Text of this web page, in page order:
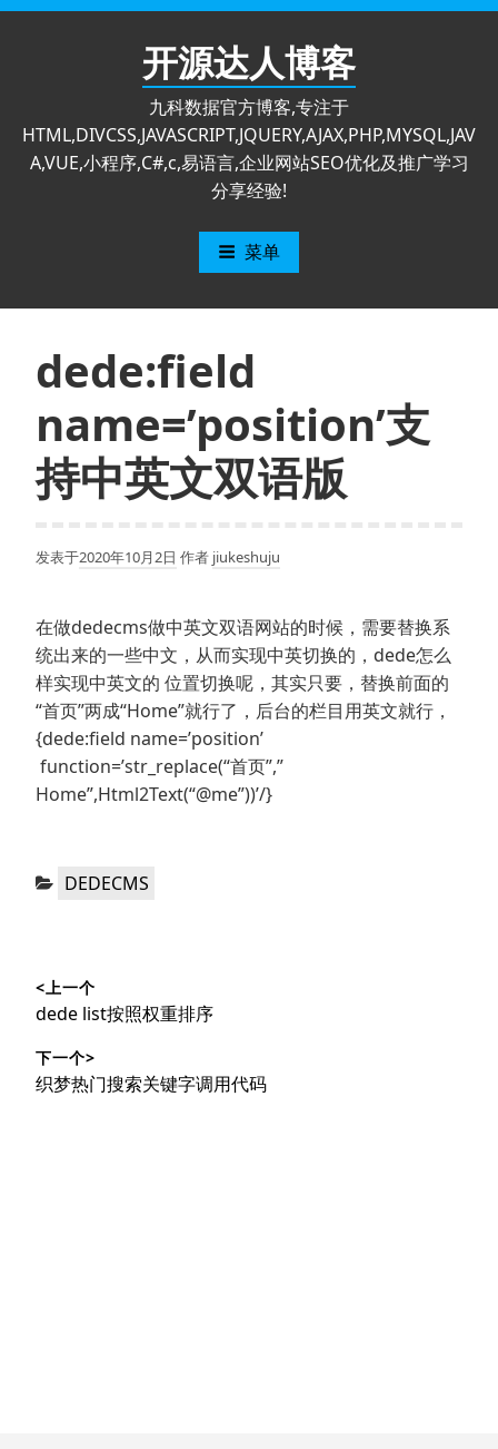
跳
开源达人博客
九科数据官方博客,专注于
HTML,DIVCSS,JAVASCRIPT,JQUERY,AJAX,PHP,MYSQL,JAV
A,VUE,小程序,C#,c,易语言,企业网站SEO优化及推广学习
分享经验!
菜单
dede:field
name=’position’支
持中英文双语版
发表于2020年10月2日 作者 jiukeshuju
在做dedecms做中英文双语网站的时候，需要替换系
统出来的一些中文，从而实现中英切换的，dede怎么
样实现中英文的 位置切换呢，其实只要，替换前面的
“首页”两成“Home”就行了，后台的栏目用英文就行，
{dede:field name=’position’
function=’str_replace(“首页”,”
Home”,Html2Text(“@me”))’/}
分
DEDECMS
章
导
航
<上一个
上
文
章：
dede list按照权重排序
下一个>
下
织梦热门搜索关键字调用代码